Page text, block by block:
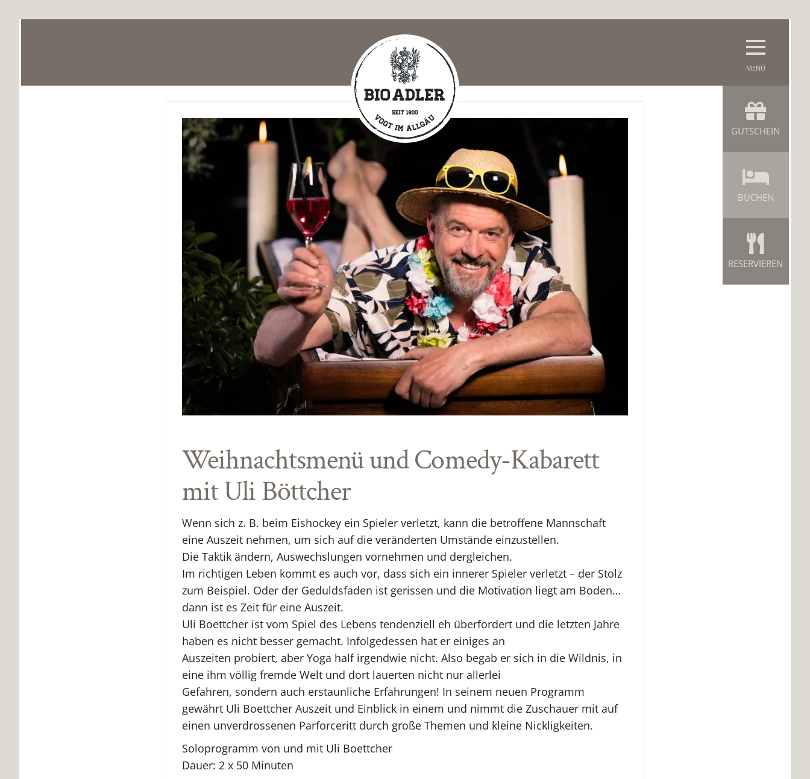
GUTSCHEIN
BUCHEN
RESERVIEREN
Weihnachtsmenü und Comedy-Kabarett
mit Uli Böttcher
Wenn sich z. B. beim Eishockey ein Spieler verletzt, kann die betroffene Mannschaft
eine Auszeit nehmen, um sich auf die veränderten Umstände einzustellen.
Die Taktik ändern, Auswechslungen vornehmen und dergleichen.
Im richtigen Leben kommt es auch vor, dass sich ein innerer Spieler verletzt – der Stolz
zum Beispiel. Oder der Geduldsfaden ist gerissen und die Motivation liegt am Boden…
dann ist es Zeit für eine Auszeit.
Uli Boettcher ist vom Spiel des Lebens tendenziell eh überfordert und die letzten Jahre
haben es nicht besser gemacht. Infolgedessen hat er einiges an
Auszeiten probiert, aber Yoga half irgendwie nicht. Also begab er sich in die Wildnis, in
eine ihm völlig fremde Welt und dort lauerten nicht nur allerlei
Gefahren, sondern auch erstaunliche Erfahrungen! In seinem neuen Programm
gewährt Uli Boettcher Auszeit und Einblick in einem und nimmt die Zuschauer mit auf
einen unverdrossenen Parforceritt durch große Themen und kleine Nickligkeiten.
Soloprogramm von und mit Uli Boettcher
Dauer: 2 x 50 Minuten